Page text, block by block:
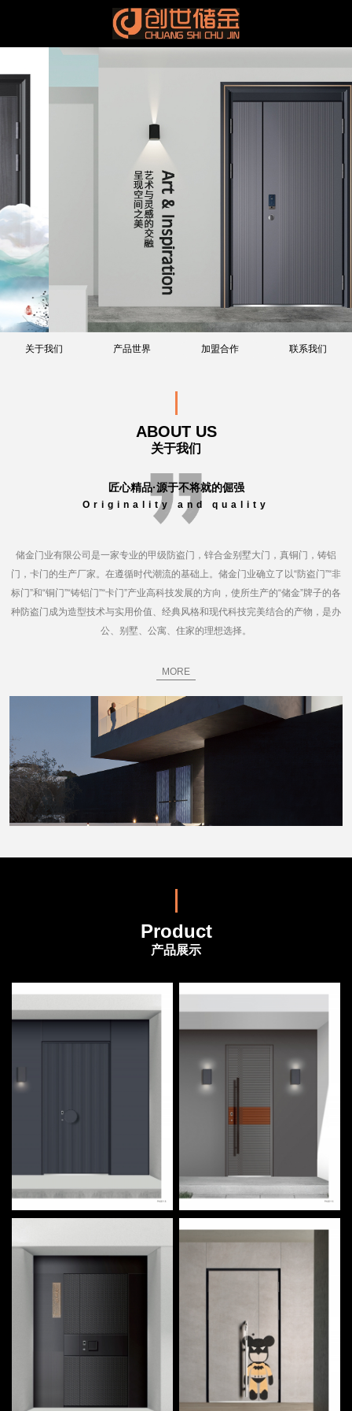
关于我们 产品世界 加盟合作 联系我们
ABOUT US
关于我们
匠心精品·源于不将就的倔强
Originality and quality
储金门业有限公司是一家专业的甲级防盗门，锌合金别墅大门，真铜门，铸铝
门，卡门的生产厂家。在遵循时代潮流的基础上。储金门业确立了以“防盗门”“非
标门”和“铜门”“铸铝门”“卡门”产业高科技发展的方向，使所生产的“储金”牌子的各
种防盗门成为造型技术与实用价值、经典风格和现代科技完美结合的产物，是办
公、别墅、公寓、住家的理想选择。
MORE
Product
产品展示